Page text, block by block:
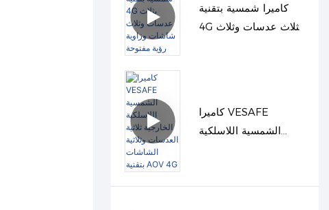
كاميرا شمسية بتقنية
4G بثلاث عدسات وثلاث
كاميرا VESAFE
الشمسية اللاسلكية
AOV 4G